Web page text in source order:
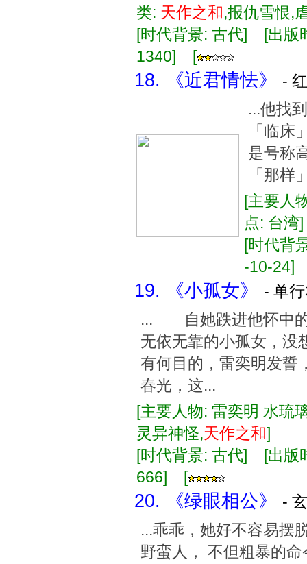
类: 天作之和,报仇雪恨
[时代背景: 古代] [出
1340] [
18. 《近君情怯》
-
...他找
「临
是号称
「那
[主要人
点: 台
[时代背
-10-
19. 《小孤女》
- 单
... 自她跌进他怀中的
无依无靠的小孤女，没
有何目的，雷奕明发
春光，这...
[主要人物: 雷奕明 水
灵异神怪,天作之和]
[时代背景: 古代] [出
666] [
20. 《绿眼相公》
-
...乖乖，她好不容易摆
野蛮人， 不但粗暴的